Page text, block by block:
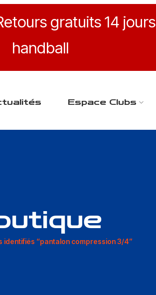
gratuits 14 jours
handball
Espace Clubs
identifiés “pantalon compression 3/4”